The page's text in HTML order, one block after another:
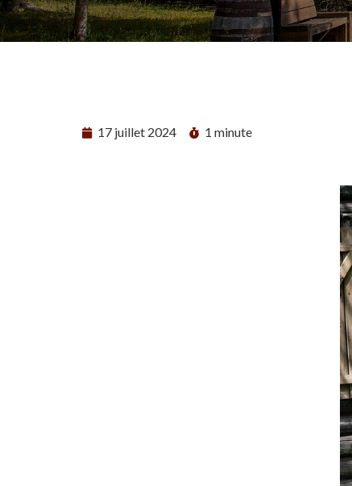
17 juillet 2024 1 minute